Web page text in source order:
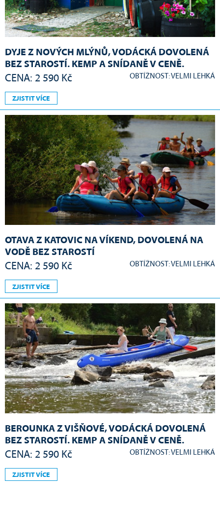
DYJE Z NOVÝCH MLÝNŮ, VODÁCKÁ DOVOLENÁ
BEZ STAROSTÍ. KEMP A SNÍDANĚ V CENĚ.
CENA: 2 590 Kč OBTÍŽNOST: VELMI LEHKÁ
ZJISTIT VÍCE
OTAVA Z KATOVIC NA VÍKEND, DOVOLENÁ NA
VODĚ BEZ STAROSTÍ
CENA: 2 590 Kč OBTÍŽNOST: VELMI LEHKÁ
ZJISTIT VÍCE
BEROUNKA Z VIŠŇOVÉ, VODÁCKÁ DOVOLENÁ
BEZ STAROSTÍ. KEMP A SNÍDANĚ V CENĚ.
CENA: 2 590 Kč OBTÍŽNOST: VELMI LEHKÁ
ZJISTIT VÍCE